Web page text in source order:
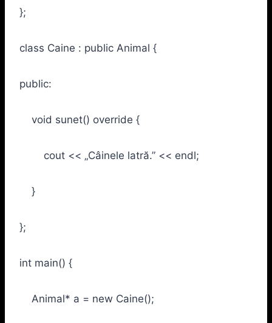
};
class Caine : public Animal {
public:
void sunet() override {
cout << „Câinele latră.” << endl;
}
};
int main() {
Animal* a = new Caine();